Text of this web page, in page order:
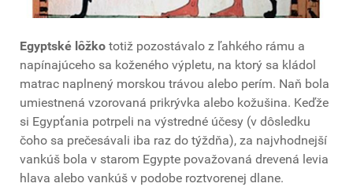
Egyptské lôžko totiž pozostávalo z ľahkého rámu a
napínajúceho sa koženého výpletu, na ktorý sa kládol
matrac naplnený morskou trávou alebo perím. Naň bola
umiestnená vzorovaná prikrývka alebo kožušina. Keďže
si Egypťania potrpeli na výstredné účesy (v dôsledku
čoho sa prečesávali iba raz do týždňa), za najvhodnejší
vankúš bola v starom Egypte považovaná drevená levia
hlava alebo vankúš v podobe roztvorenej dlane.